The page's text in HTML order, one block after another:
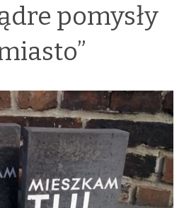
pomysły